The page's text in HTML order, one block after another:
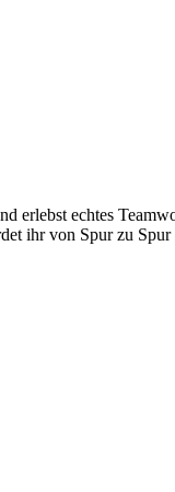
echtes
ihr von Spur zu Spur